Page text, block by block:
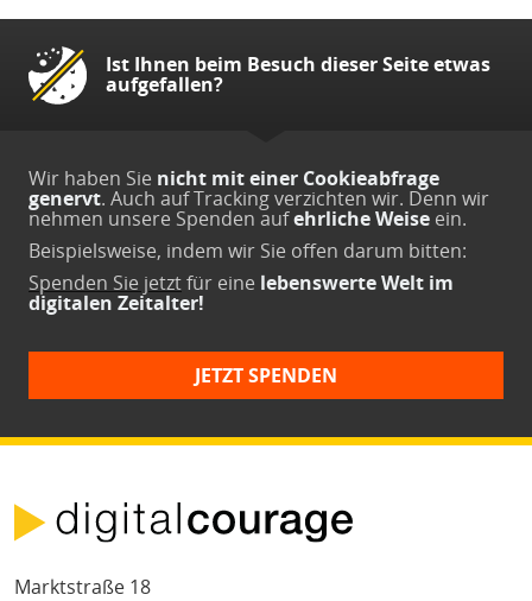
Ist Ihnen beim Besuch dieser Seite etwas
aufgefallen?
Wir haben Sie nicht mit einer Cookieabfrage
genervt. Auch auf Tracking verzichten wir. Denn wir
nehmen unsere Spenden aufehrliche Weise ein.
Beispielsweise, indem wir Sie offen darum bitten:
Spenden Sie jetztfür eine lebenswerte Welt im
digitalen Zeitalter!
JETZT SPENDEN
Marktstraße 18